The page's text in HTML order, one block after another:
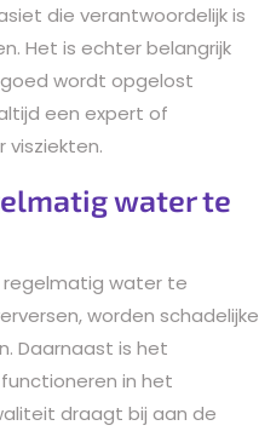
die verantwoordelijk is
Het is echter belangrijk
wordt opgelost
een expert of
visziekten.
water te
regelmatig water te
worden schadelijke
Daarnaast is het
in het
draagt bij aan de